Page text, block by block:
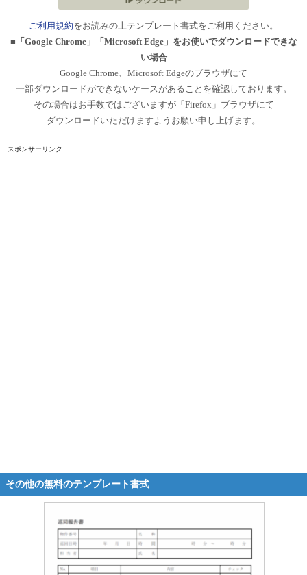
ご利用規約をお読みの上テンプレート書式をご利用ください。
■「Google Chrome」「Microsoft Edge」をお使いでダウンロードできな
い場合
Google Chrome、Microsoft Edgeのブラウザにて
一部ダウンロードができないケースがあることを確認しております。
その場合はお手数ではございますが「Firefox」ブラウザにて
ダウンロードいただけますようお願い申し上げます。
スポンサーリンク
その他の無料のテンプレート書式